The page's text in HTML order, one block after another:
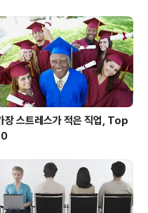
장 스트레스가 적은 직업, Top